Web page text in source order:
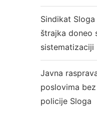
Sindikat Sloga
štrajka doneo
sistematizaciji
Javna
poslovima
policije Sloga